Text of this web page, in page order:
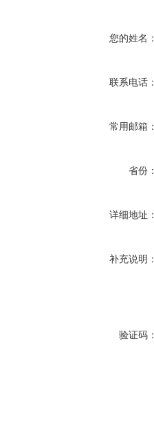
您的姓名：
联系电话：
常用邮箱：
省份：
详细地址：
补充说明：
验证码：